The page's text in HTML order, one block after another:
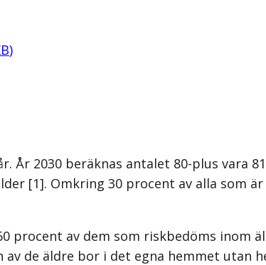
)
År 2030 beräknas antalet 80-plus vara
[1]. Omkring 30 procent av alla som
procent av dem som riskbedöms inom
de äldre bor i det egna hemmet utan